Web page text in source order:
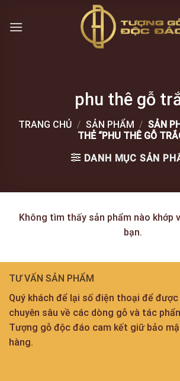
phu thê gỗ
TRANG CHỦ / SẢN PHẨM / SẢN
THẺ “PHU THÊ GỖ
DANH MỤC SẢN
Không tìm thấy sản phẩm nào khớp
bạn.
TƯ VẤN SẢN PHẨM
Quý khách để lại số điện thoại để
chuyên sâu về các dòng gỗ và tác
Tượng gỗ độc đáo cam kết giữ bảo
hàng.